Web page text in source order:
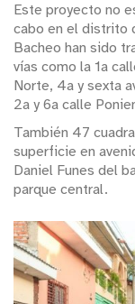
Este proyecto no
cabo en el distrito
Bacheo han sido
vías como la 1a
Norte, 4a y sexta
2a y 6a calle
También 47
superficie en
Daniel Funes del
parque central.